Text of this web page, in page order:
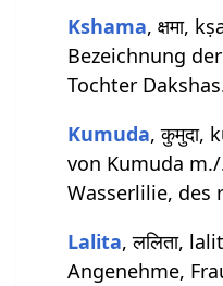
Kshama, क्षमा,
Bezeichnung
Tochter
Kumuda, कुमुदा,
von Kumuda
Wasserlilie, des
Lalita, ललिता,
Angenehme,